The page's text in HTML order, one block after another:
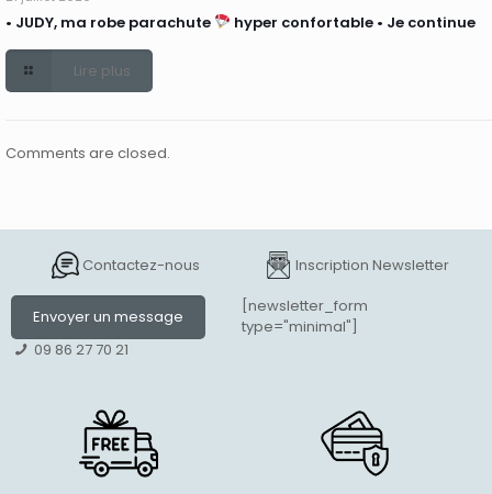
• JUDY, ma robe parachute hyper confortable • Je continue
Lire plus
Comments are closed.
Contactez-nous
Envoyer un message
09 86 27 70 21
Inscription Newsletter
[newsletter_form
type="minimal"]